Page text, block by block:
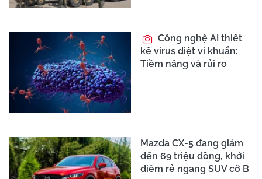
Công nghệ AI thiết
kế virus diệt vi khuẩn:
Tiềm năng và rủi ro
Mazda CX-5 đang giảm
đến 69 triệu đồng, khởi
điểm rẻ ngang SUV cỡ B